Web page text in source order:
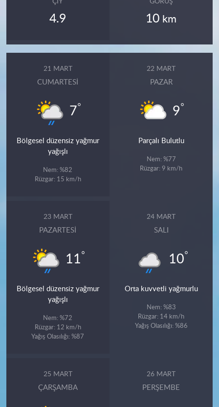
ÇIY
4.9
GÖRÜŞ
10 km
21 MART
CUMARTESI
7°
Bölgesel düzensiz yağmur
yağışlı
Nem: %82
Rüzgar: 15 km/h
22 MART
PAZAR
9°
Parçalı Bulutlu
Nem: %77
Rüzgar: 9 km/h
23 MART
PAZARTESI
11°
Bölgesel düzensiz yağmur
yağışlı
Nem: %72
Rüzgar: 12 km/h
Yağış Olasılığı: %87
24 MART
SALI
10°
Orta kuvvetli yağmurlu
Nem: %83
Rüzgar: 14 km/h
Yağış Olasılığı: %86
25 MART
ÇARŞAMBA
26 MART
PERŞEMBE